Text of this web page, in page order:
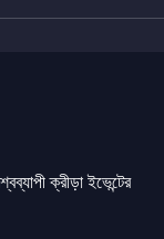
ক্রীড়া ইভেন্টের